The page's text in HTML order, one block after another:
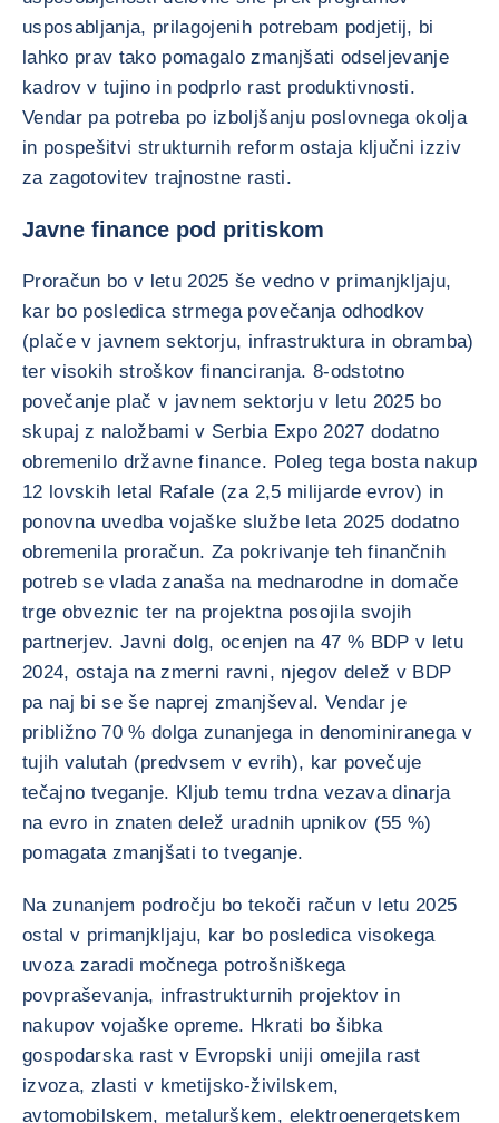
usposabljanja, prilagojenih potrebam podjetij, bi
lahko prav tako pomagalo zmanjšati odseljevanje
kadrov v tujino in podprlo rast produktivnosti.
Vendar pa potreba po izboljšanju poslovnega okolja
in pospešitvi strukturnih reform ostaja ključni izziv
za zagotovitev trajnostne rasti.
Javne finance pod pritiskom
Proračun bo v letu 2025 še vedno v primanjkljaju,
kar bo posledica strmega povečanja odhodkov
(plače v javnem sektorju, infrastruktura in obramba)
ter visokih stroškov financiranja. 8-odstotno
povečanje plač v javnem sektorju v letu 2025 bo
skupaj z naložbami v Serbia Expo 2027 dodatno
obremenilo državne finance. Poleg tega bosta nakup
12 lovskih letal Rafale (za 2,5 milijarde evrov) in
ponovna uvedba vojaške službe leta 2025 dodatno
obremenila proračun. Za pokrivanje teh finančnih
potreb se vlada zanaša na mednarodne in domače
trge obveznic ter na projektna posojila svojih
partnerjev. Javni dolg, ocenjen na 47 % BDP v letu
2024, ostaja na zmerni ravni, njegov delež v BDP
pa naj bi se še naprej zmanjševal. Vendar je
približno 70 % dolga zunanjega in denominiranega v
tujih valutah (predvsem v evrih), kar povečuje
tečajno tveganje. Kljub temu trdna vezava dinarja
na evro in znaten delež uradnih upnikov (55 %)
pomagata zmanjšati to tveganje.
Na zunanjem področju bo tekoči račun v letu 2025
ostal v primanjkljaju, kar bo posledica visokega
uvoza zaradi močnega potrošniškega
povpraševanja, infrastrukturnih projektov in
nakupov vojaške opreme. Hkrati bo šibka
gospodarska rast v Evropski uniji omejila rast
izvoza, zlasti v kmetijsko-živilskem,
avtomobilskem, metalurškem, elektroenergetskem